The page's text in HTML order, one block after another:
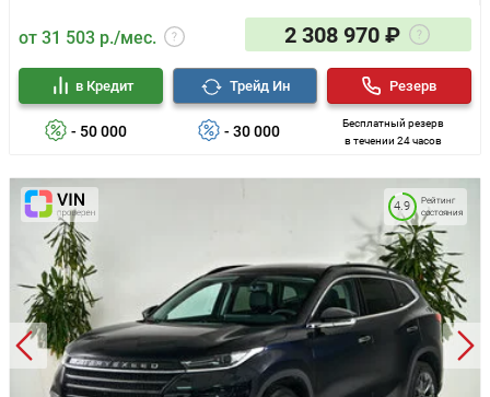
от 31 503 р./мес. 2 308 970 ₽
- 50 000
в Кредит
- 30 000
Трейд Ин
Бесплатный резерв
в течении 24 часов
Резерв
Рейтинг
состояния
4.9